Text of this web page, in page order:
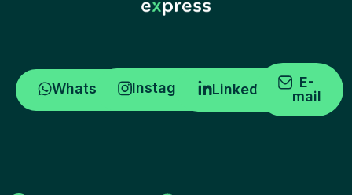
WhatsApp Instagram Linkedin
E-
mail